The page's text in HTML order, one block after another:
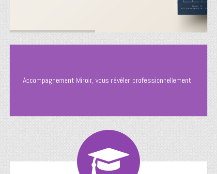
Accompagnement Miroir, vous révéler professionnellement !